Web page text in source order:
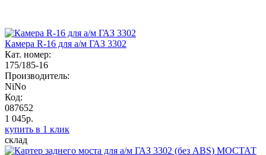
Камера R-16 для а/м ГАЗ 3302
Кат. номер:
175/185-16
Производитель:
NiNo
Код:
087652
1 045р.
купить в 1 клик
склад